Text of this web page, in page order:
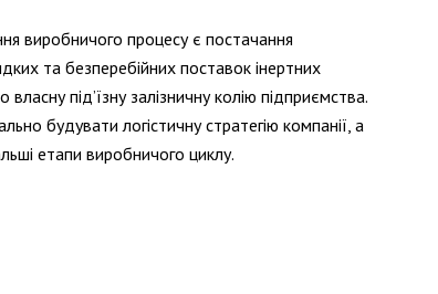
виробничого процесу є постачання
та безперебійних поставок інертних
під’їзну залізничну колію підприємства.
будувати логістичну стратегію компанії, а
етапи виробничого циклу.